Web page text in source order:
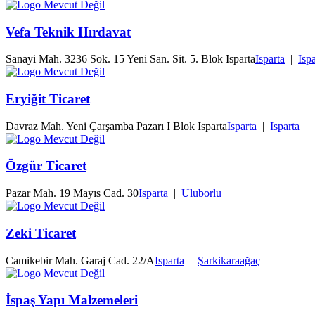
Vefa Teknik Hırdavat
Sanayi Mah. 3236 Sok. 15 Yeni San. Sit. 5. Blok IspartaIsparta |
Eryiğit Ticaret
Davraz Mah. Yeni Çarşamba Pazarı I Blok IspartaIsparta | Isparta
Özgür Ticaret
Pazar Mah. 19 Mayıs Cad. 30Isparta | Uluborlu
Zeki Ticaret
Camikebir Mah. Garaj Cad. 22/AIsparta | Şarkikaraağaç
İspaş Yapı Malzemeleri